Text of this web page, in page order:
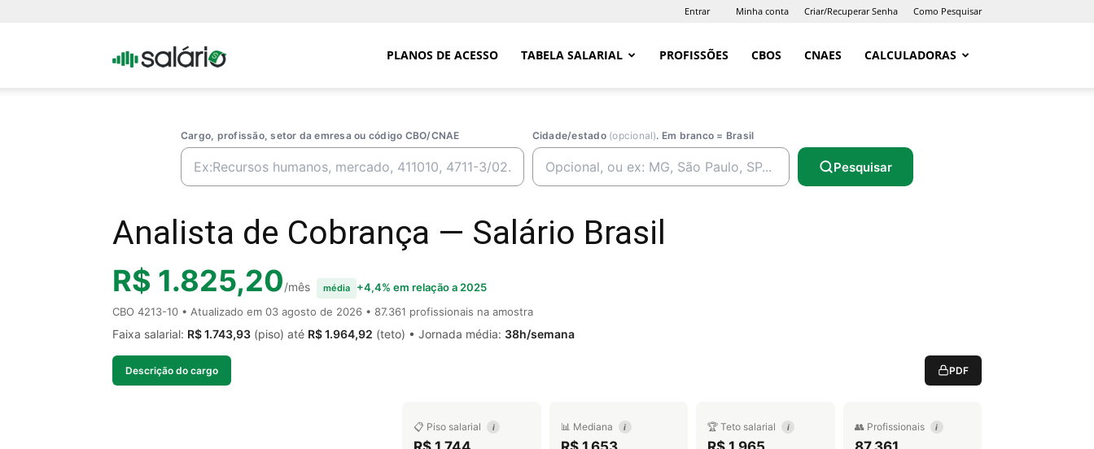
Entrar Minha conta Criar/Recuperar Senha Como Pesquisar
Portal PLANOS DE ACESSO TABELA SALARIAL PROFISSÕES CBOS CNAES CALCULADORAS
Cargo, profissão, setor da emresa ou código CBO/CNAE Cidade/estado (opcional). Em branco = Brasil
Pesquisar
Analista de Cobrança — Salário Brasil
R$ 1.825,20/mês média
+4,4% em relação a 2025
CBO 4213-10 • Atualizado em 03 agosto de 2026 • 87.361 profissionais na amostra
Faixa salarial: R$ 1.743,93 (piso) até R$ 1.964,92 (teto) • Jornada média: 38h/semana
Descrição do cargo PDF
📋 Piso salarial i 📊 Mediana i 🏆 Teto salarial i 👥 Profissionais i